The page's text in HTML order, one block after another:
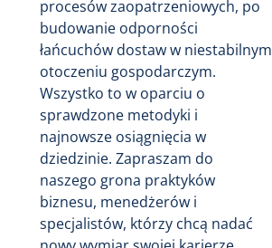
procesów zaopatrzeniowych, po
budowanie odporności
łańcuchów dostaw w niestabilnym
otoczeniu gospodarczym.
Wszystko to w oparciu o
sprawdzone metodyki i
najnowsze osiągnięcia w
dziedzinie. Zapraszam do
naszego grona praktyków
biznesu, menedżerów i
specjalistów, którzy chcą nadać